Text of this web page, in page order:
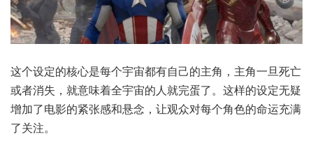
这个设定的核心是每个宇宙都有自己的主角，主角一旦死亡
或者消失，就意味着全宇宙的人就完蛋了。这样的设定无疑
增加了电影的紧张感和悬念，让观众对每个角色的命运充满
了关注。